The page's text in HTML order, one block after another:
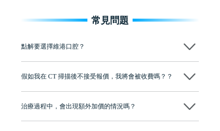
常見問題
點解要選擇維港口腔？
牌」、「2025香港企業領袖品牌」，是諾貝爾種植系統全球放心植牙中
至今已服務超過三十個國家和地區的顧客，受到粵港澳大灣區及周邊城
有咨詢及服務保障中心，有任何問題都可以隨時預約免費咨詢，讓人十
假如我在 CT 掃描後不接受報價，我將會被收費嗎？？
治療過程中，會出現額外加價的情況嗎？
不會，治療前我們會詳細說明治療方案及對應的價錢，顧客同意並簽字